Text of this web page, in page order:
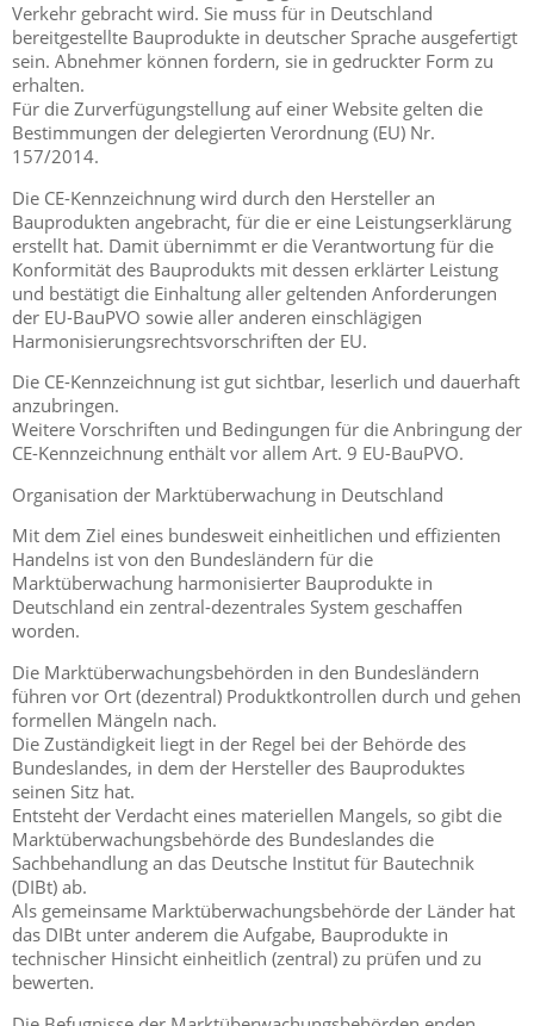
Verkehr gebracht wird. Sie muss für in Deutschland
bereitgestellte Bauprodukte in deutscher Sprache ausgefertigt
sein. Abnehmer können fordern, sie in gedruckter Form zu
erhalten.
Für die Zurverfügungstellung auf einer Website gelten die
Bestimmungen der delegierten Verordnung (EU) Nr.
157/2014.
Die CE-Kennzeichnung wird durch den Hersteller an
Bauprodukten angebracht, für die er eine Leistungserklärung
erstellt hat. Damit übernimmt er die Verantwortung für die
Konformität des Bauprodukts mit dessen erklärter Leistung
und bestätigt die Einhaltung aller geltenden Anforderungen
der EU-BauPVO sowie aller anderen einschlägigen
Harmonisierungsrechtsvorschriften der EU.
Die CE-Kennzeichnung ist gut sichtbar, leserlich und dauerhaft
anzubringen.
Weitere Vorschriften und Bedingungen für die Anbringung der
CE-Kennzeichnung enthält vor allem Art. 9 EU-BauPVO.
Organisation der Marktüberwachung in Deutschland
Mit dem Ziel eines bundesweit einheitlichen und effizienten
Handelns ist von den Bundesländern für die
Marktüberwachung harmonisierter Bauprodukte in
Deutschland ein zentral-dezentrales System geschaffen
worden.
Die Marktüberwachungsbehörden in den Bundesländern
führen vor Ort (dezentral) Produktkontrollen durch und gehen
formellen Mängeln nach.
Die Zuständigkeit liegt in der Regel bei der Behörde des
Bundeslandes, in dem der Hersteller des Bauproduktes
seinen Sitz hat.
Entsteht der Verdacht eines materiellen Mangels, so gibt die
Marktüberwachungsbehörde des Bundeslandes die
Sachbehandlung an das Deutsche Institut für Bautechnik
(DIBt) ab.
Als gemeinsame Marktüberwachungsbehörde der Länder hat
das DIBt unter anderem die Aufgabe, Bauprodukte in
technischer Hinsicht einheitlich (zentral) zu prüfen und zu
bewerten.